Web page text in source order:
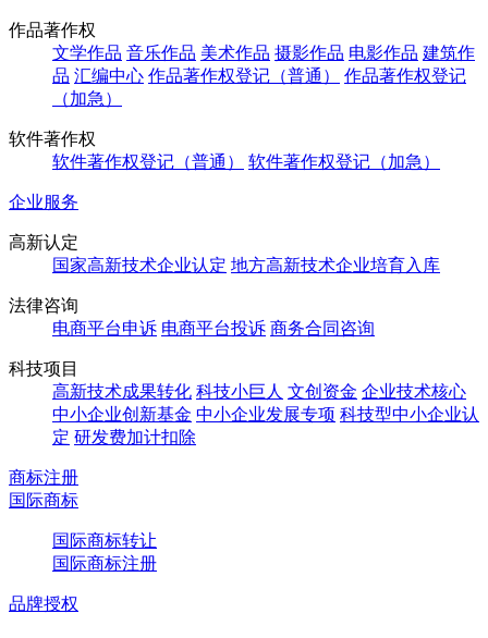
作品著作权
文学作品 音乐作品 美术作品 摄影作品 电影作品 建筑作
品 汇编中心 作品著作权登记（普通）
作品著作权登记
（加急）
软件著作权
软件著作权登记（普通）
软件著作权登记（加急）
企业服务
高新认定
国家高新技术企业认定 地方高新技术企业培育入库
法律咨询
电商平台申诉 电商平台投诉 商务合同咨询
科技项目
高新技术成果转化 科技小巨人 文创资金 企业技术核心
中小企业创新基金 中小企业发展专项 科技型中小企业认
定 研发费加计扣除
商标注册
国际商标
国际商标转让
国际商标注册
品牌授权